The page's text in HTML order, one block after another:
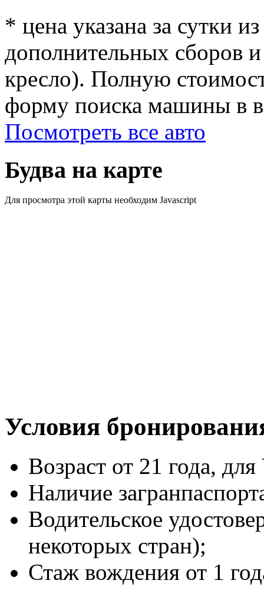
* цена указана за сутки
дополнительных сборов
кресло). Полную
форму поиска машины в
Посмотреть все авто
Будва на карте
Для просмотра этой карты необходим Javascript
Условия
Возраст от 21 года,
Наличие
Водительское
некоторых стран);
Стаж вождения от 1